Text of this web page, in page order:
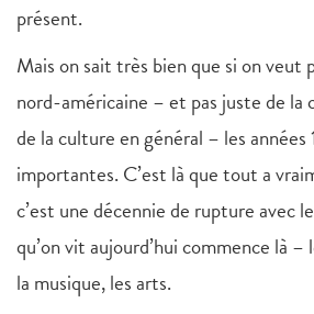
présent.
Mais on sait très bien que si on veut
nord-américaine – et pas juste de
de la culture en général – les
importantes. C’est là que tout a
c’est une décennie de rupture avec
qu’on vit aujourd’hui commence là –
la musique, les arts.